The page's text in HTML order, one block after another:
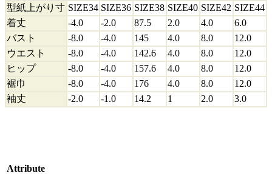
型紙上がり寸 SIZE34 SIZE36 SIZE38 SIZE40 SIZE42 SIZE44
着丈
-4.0 -2.0 87.5 2.0 4.0
6.0
バスト
-8.0 -4.0 145 4.0 8.0
12.0
ウエスト
-8.0 -4.0 142.6 4.0 8.0
12.0
ヒップ
-8.0 -4.0 157.6 4.0 8.0
12.0
裾巾
-8.0 -4.0 176 4.0 8.0
12.0
袖丈
-2.0 -1.0 14.2 1 2.0 3.0
Attribute